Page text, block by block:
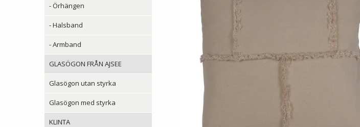
- Örhängen
- Halsband
- Armband
GLASÖGON FRÅN AJSEE
Glasögon utan styrka
Glasögon med styrka
KLINTA